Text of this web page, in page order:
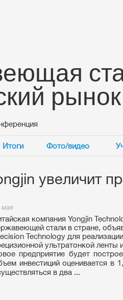
рынок
Итоги Фото/видео
увеличит
мая
компания Yongjin
стали в стране,
Technology для
ультратонкой
предприятие будет
инвестиций оценивается в
в два ...